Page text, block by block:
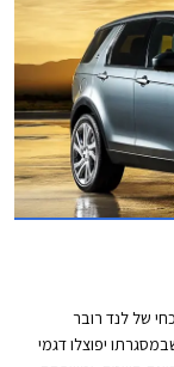
של לנד רובר
יפוצלו דגמי